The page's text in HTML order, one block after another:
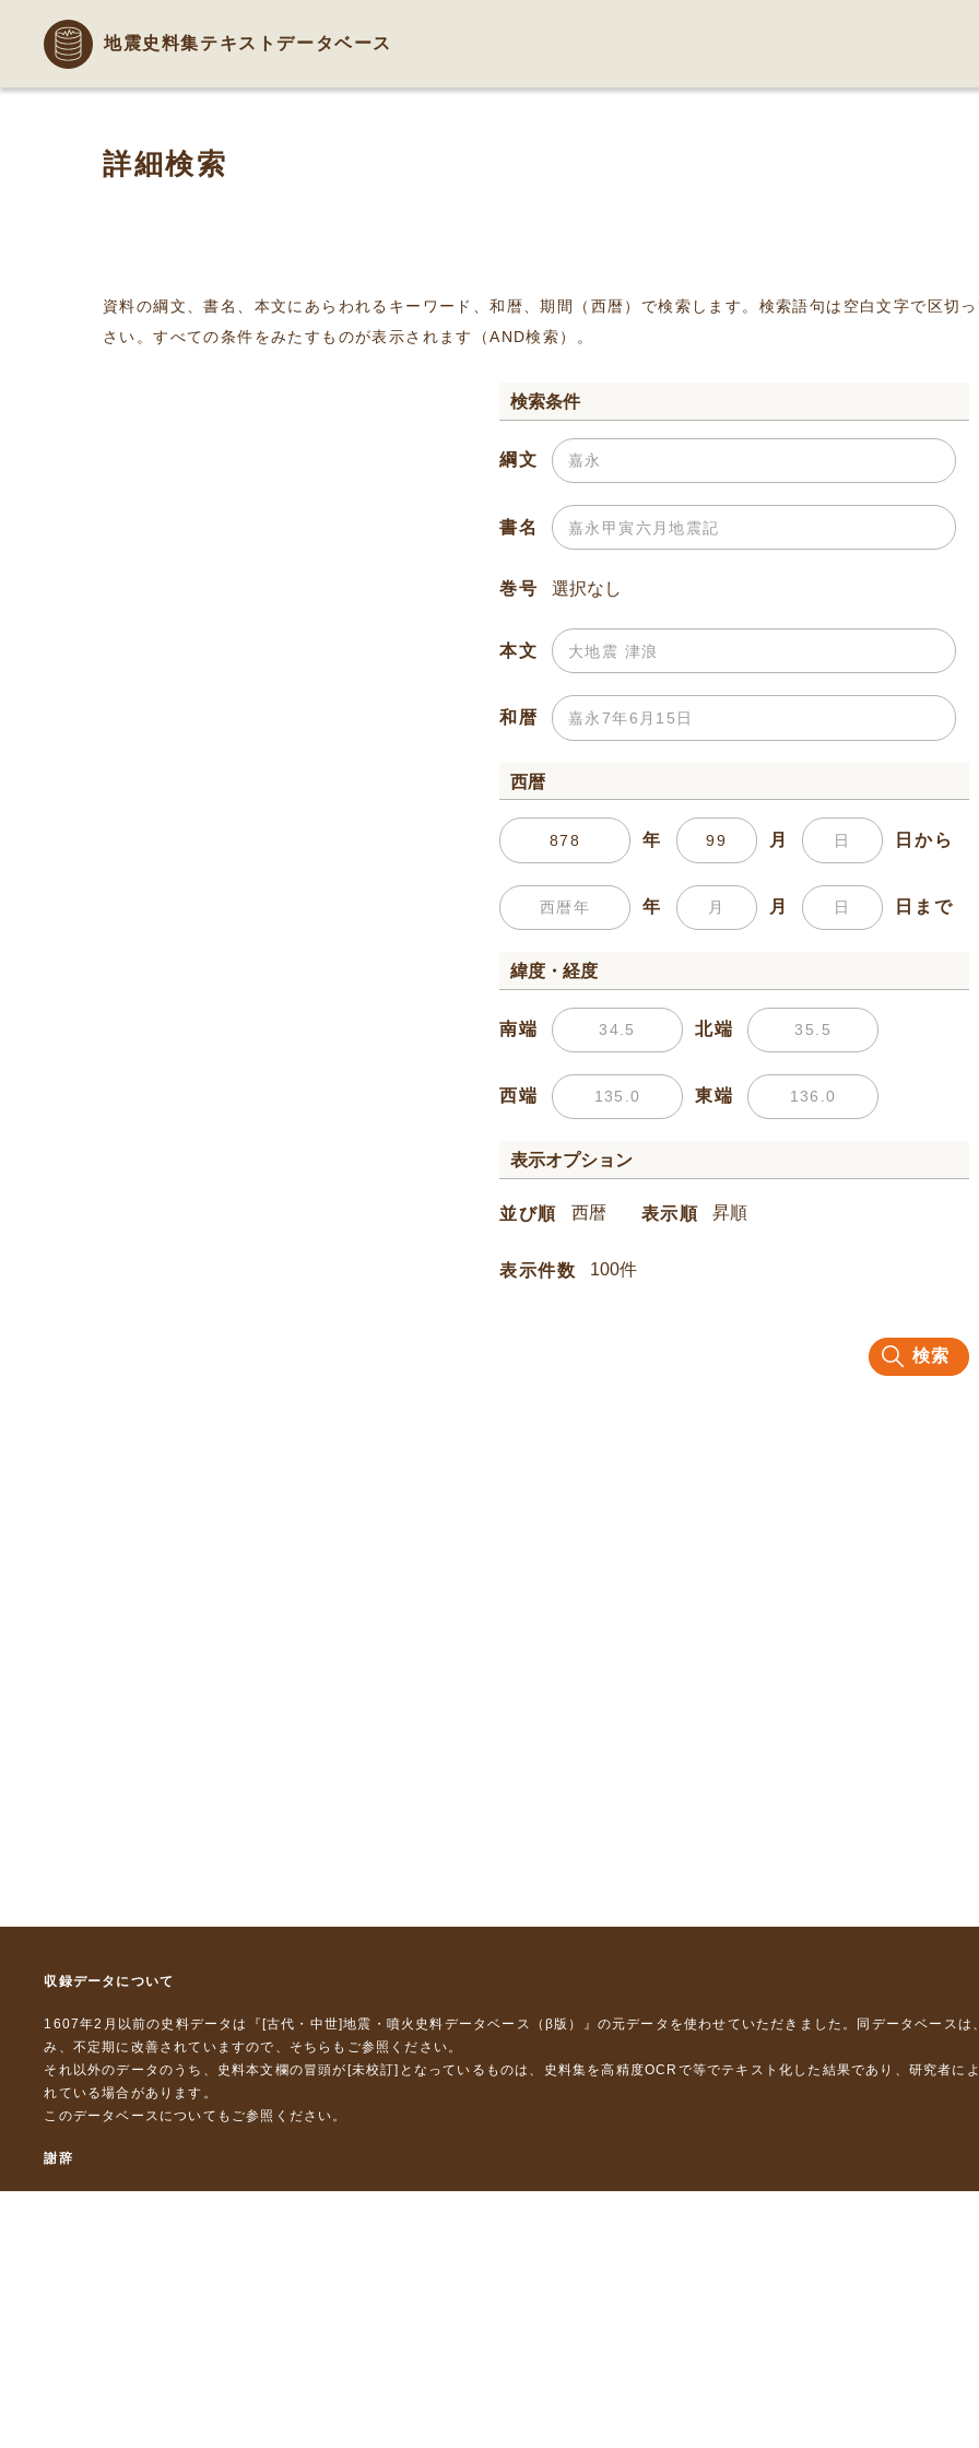
地震史料集テキストデータベース
詳細検索
資料の綱文、書名、本文にあらわれるキーワード、和暦、期間（西暦）で検索します。検索語句は空白文字で区切
さい。すべての条件をみたすものが表示されます（AND検索）。
検索条件
綱文
書名
巻号
本文
和暦
西暦
年 月 日から
年 月 日まで
緯度・経度
南端 北端
西端 東端
表示オプション
並び順 表示順
表示件数
検索
収録データについて
1607年2月以前の史料データは『 [古代・中世]地震・噴火史料データベース（β版）』 の元データを使わせていただきました。同データベース
み、不定期に改善されていますので、 そちら もご参照ください。
それ以外のデータのうち、史料本文欄の冒頭が[未校訂]となっているものは、史料集を高精度OCRで等でテキスト化した結果であり、研究者に
れている場合があります。
このデータベースについて もご参照ください。
謝辞